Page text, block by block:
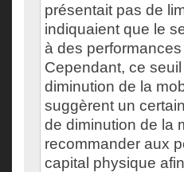
présentait pas de
indiquaient que le
à des
Cependant, ce
diminution de la
suggèrent un
de diminution de la
recommander aux
capital physique